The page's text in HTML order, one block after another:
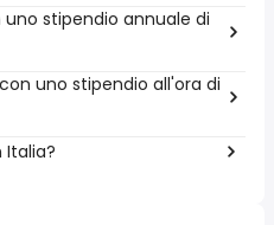
stipendio annuale di
uno stipendio all'ora di
Italia?